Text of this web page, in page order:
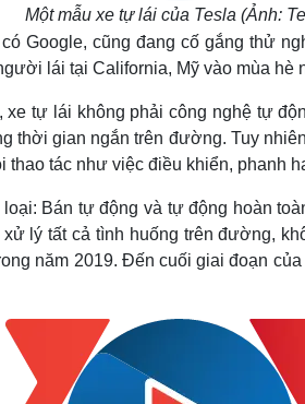
Một mẫu xe tự lái của Tesla (Ảnh:
Google, cũng đang cố gắng thử
lái tại California, Mỹ vào mùa hè
xe tự lái không phải công nghệ tự
thời gian ngắn trên đường. Tuy
tác như việc điều khiển, phanh
Bán tự động và tự động hoàn
xử lý tất cả tình huống trên đường,
năm 2019. Đến cuối giai đoạn